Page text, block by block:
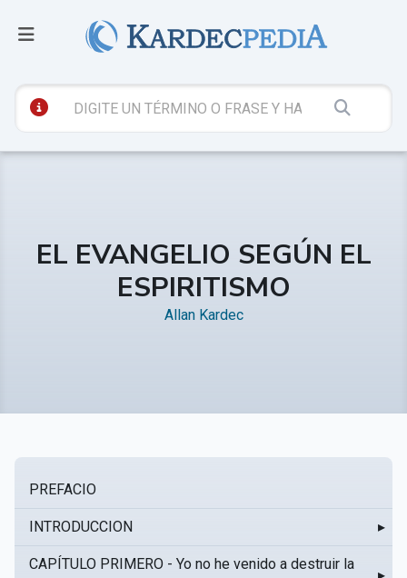
EL EVANGELIO SEGÚN EL
ESPIRITISMO
Allan Kardec
PREFACIO
INTRODUCCION ▸
CAPÍTULO PRIMERO - Yo no he venido a destruir la